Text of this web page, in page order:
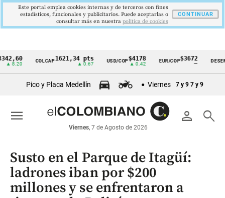
Cintillo
económicos
Colombia
COLCAP1621,34 pts USD/COP$4178
▲ 0.42
EUR/COP$3672
—
DESEMPLEO
Pico y Placa Medellín Viernes 7 y 9 7 y 9
person search
Viernes, 7 de Agosto de 2026
menu
Susto en el Parque de Itagüí:
ladrones iban por $200
millones y se enfrentaron a
Este portal emplea cookies internas y de terceros con fines
estadísticos, funcionales y publicitarios. Puede aceptarlas o
consultar más en nuestra politica de cookies
CONTINUAR